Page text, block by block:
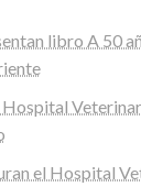
libro A 50
el Hospital